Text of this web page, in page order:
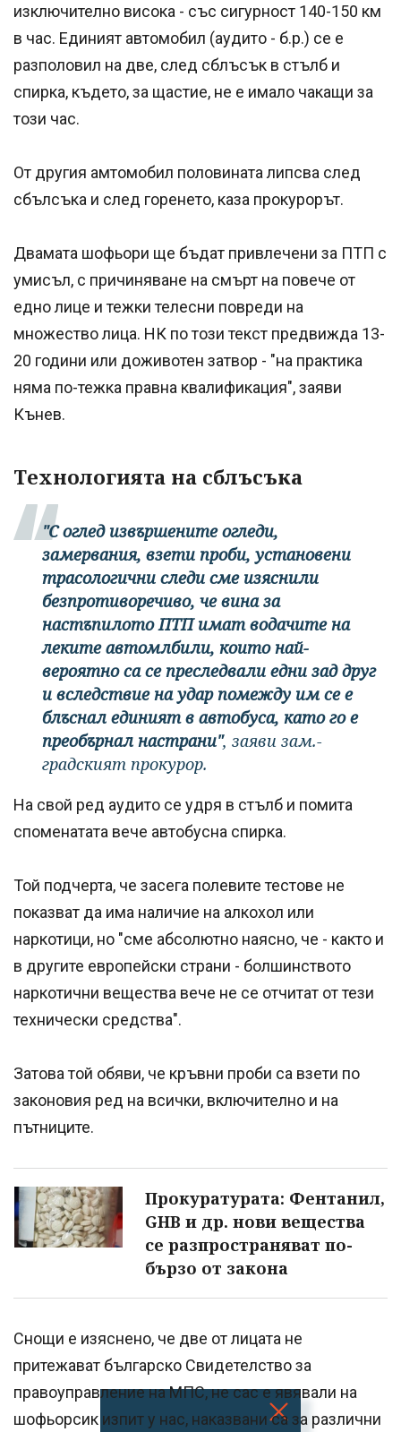
изключително висока - със сигурност 140-150 км
в час. Единият автомобил (аудито - б.р.) се е
разполовил на две, след сблъсък в стълб и
спирка, където, за щастие, не е имало чакащи за
този час.
От другия амтомобил половината липсва след
сбълсъка и след горенето, каза прокурорът.
Двамата шофьори ще бъдат привлечени за ПТП с
умисъл, с причиняване на смърт на повече от
едно лице и тежки телесни повреди на
множество лица. НК по този текст предвижда 13-
20 години или доживотен затвор - "на практика
няма по-тежка правна квалификация", заяви
Кънев.
Технологията на сблъсъка
"С оглед извършените огледи,
замервания, взети проби, установени
трасологични следи сме изяснили
безпротиворечиво, че вина за
настъпилото ПТП имат водачите на
леките автомлбили, които най-
вероятно са се преследвали едни зад друг
и вследствие на удар помежду им се е
блъснал единият в автобуса, като го е
преобърнал настрани", заяви зам.-
градският прокурор.
На свой ред аудито се удря в стълб и помита
споменатата вече автобусна спирка.
Той подчерта, че засега полевите тестове не
показват да има наличие на алкохол или
наркотици, но "сме абсолютно наясно, че - както и
в другите европейски страни - болшинството
наркотични вещества вече не се отчитат от тези
технически средства".
Затова той обяви, че кръвни проби са взети по
законовия ред на всички, включително и на
пътниците.
Прокуратурата: Фентанил,
GHB и др. нови вещества
се разпространяват по-
бързо от закона
Снощи е изяснено, че две от лицата не
притежават българско Свидетелство за
правоуправление на МПС, не сас е явявали на
шофьорсик изпит у нас, наказвани са за различни